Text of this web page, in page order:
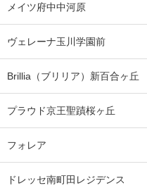
メイツ府中中河原
ヴェレーナ玉川学園前
Brillia（ブリリア）新百合ヶ丘
プラウド京王聖蹟桜ヶ丘
フォレア
ドレッセ南町田レジデンス